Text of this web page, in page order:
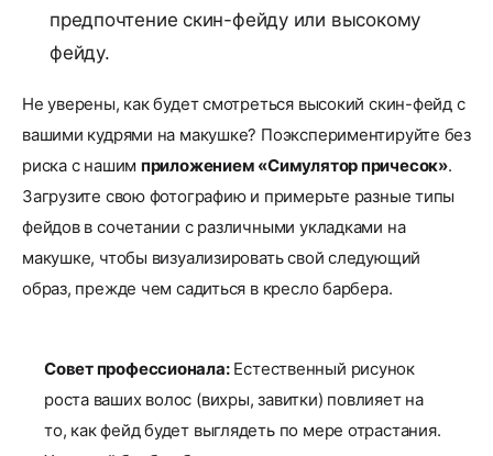
предпочтение скин-фейду или высокому
фейду.
Не уверены, как будет смотреться высокий скин-фейд с
вашими кудрями на макушке? Поэкспериментируйте без
риска с нашим приложением «Симулятор причесок».
Загрузите свою фотографию и примерьте разные типы
фейдов в сочетании с различными укладками на
макушке, чтобы визуализировать свой следующий
образ, прежде чем садиться в кресло барбера.
Совет профессионала:Естественный рисунок
роста ваших волос (вихры, завитки) повлияет на
то, как фейд будет выглядеть по мере отрастания.